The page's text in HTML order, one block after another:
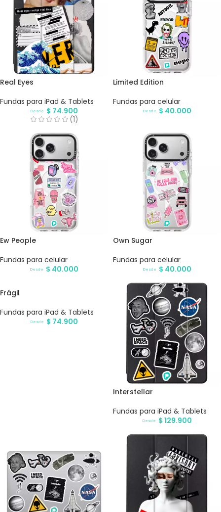
Real Eyes
Fundas para iPad & Tablets
Desde $ 74.900
(1)
Limited Edition
Fundas para celular
Desde $ 40.000
Ew People
Fundas para celular
Desde $ 40.000
Own Sugar
Fundas para celular
Desde $ 40.000
Frágil
Fundas para iPad & Tablets
Desde $ 74.900
Interstellar
Fundas para iPad & Tablets
Desde $ 129.900